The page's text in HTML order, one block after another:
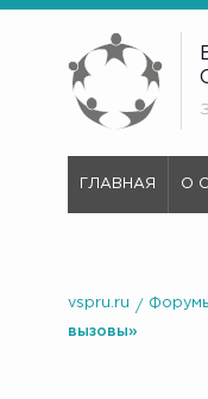
ГЛАВНАЯ О
vspru.ru
вызовы»